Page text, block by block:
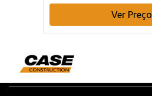
Ver Preço